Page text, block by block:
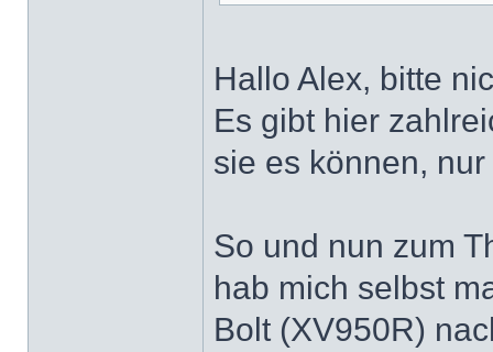
Hallo Alex, bitte
Es gibt hier
sie es können,
So und nun zum
hab mich selbst
Bolt (XV950R)